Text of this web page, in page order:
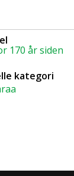
170 år siden
kategori